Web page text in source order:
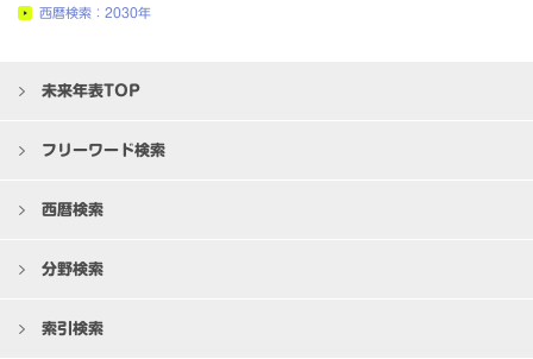
西暦検索：2030年
未来年表TOP
フリーワード検索
西暦検索
分野検索
索引検索